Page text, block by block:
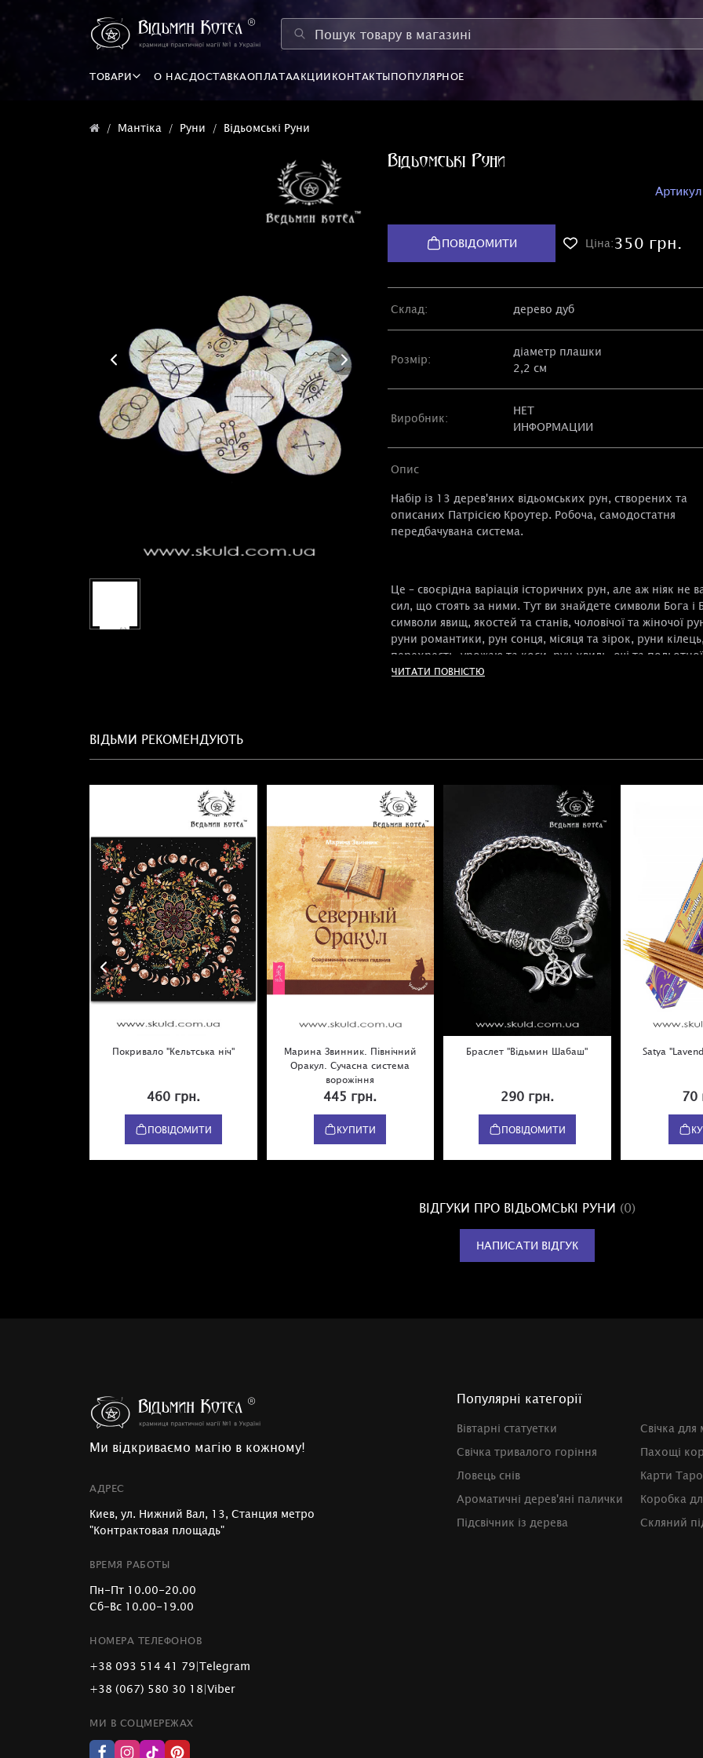
ТОВАРИ О НАСДОСТАВКАОПЛАТААКЦИИКОНТАКТЫПОПУЛЯРНОЕ
Мантіка Руни Відьомські Руни
Відьомські Руни
ПОВІДОМИТИ Ціна:350 грн.
Склад: дерево дуб
Розмір:
діаметр плашки
2,2 см
Виробник:
НЕТ
ИНФОРМАЦИИ
Опис
Набір із 13 дерев'яних відьомських рун, створених та
описаних Патрісією Кроутер. Робоча, самодостатня
передбачувана система.
Це – своєрідна варіація історичних рун, але аж ніяк не
сил, що стоять за ними. Тут ви знайдете символи Бога і
символи явищ, якостей та станів, чоловічої та жіночої
руни романтики, рун сонця, місяця та зірок, руни
перехресть, урожаю та коси, рун хвиль, очі та
здатних перешкодити ходу роботи.
Взявши всі руни в руки, піднесіть їх до губ, наче чашу, з
збираєтеся випити стародавнє знання, і прошепотіть їм
питання.
Киньте руни перед собою.
Читати відповідь слід лише за тими рунами, які впали
«обличчям» вгору, тобто. чиї зображення вам видно.
При читанні може враховуватися як пряме-зворотне
положення символів, так і їх взаємне розташування в
- які руни виявилися поруч, а які, навпаки, на відстані від
інших. У будь-якому разі, ключем для розуміння явленої
відповіді може і буде виключно ваша інтуїція та
чесним по відношенню до себе.
У комплекті - посібник до користування у паперовому
варіанті від Відьминого Котла :)
Ми з любов'ю склали брошуру з описом і значенням
руни, використовуючи першоджерело (книгу Патрісії
маленьким, але чарівним оракулом!
ЧИТАТИ ПОВНІСТЮ
ВІДЬМИ РЕКОМЕНДУЮТЬ
Покривало "Кельтська ніч"
460 грн.
ПОВІДОМИТИ
Марина Звинник. Північний
Оракул. Сучасна система
ворожіння
445 грн.
КУПИТИ
Браслет "Відьмин Шабаш"
290 грн.
ПОВІДОМИТИ
Satya
70
ВІДГУКИ ПРО ВІДЬОМСЬКІ РУНИ (0)
НАПИСАТИ ВІДГУК
Ми відкриваємо магію в кожному!
АДРЕС
Киев, ул. Нижний Вал, 13, Станция метро
"Контрактовая площадь"
ВРЕМЯ РАБОТЫ
Пн-Пт 10.00-20.00
Сб-Вс 10.00-19.00
НОМЕРА ТЕЛЕФОНОВ
+38 093 514 41 79|Telegram
+38 (067) 580 30 18|Viber
МИ В СОЦМЕРЕЖАХ
Популярні категорії
Вівтарні статуетки
Свічка для
Свічка тривалого горіння
Пахощі
Ловець снів
Карти
Ароматичні дерев'яні палички
Коробка
Підсвічник із дерева
Скляний